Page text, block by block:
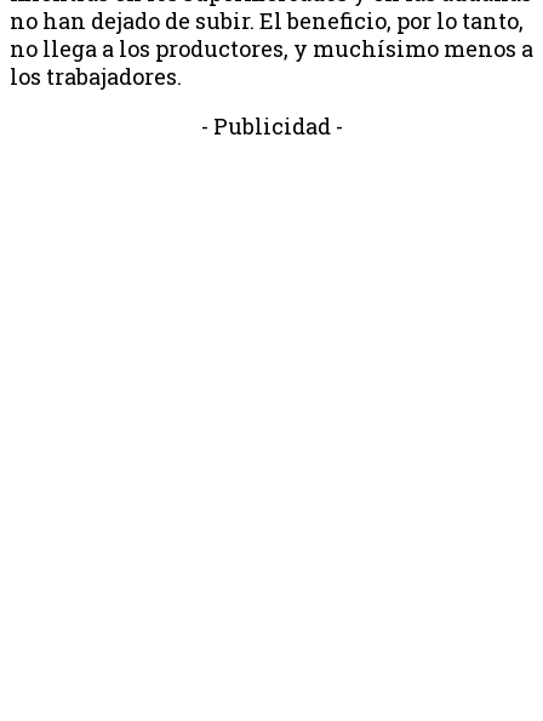
no han dejado de subir. El beneficio, por lo tanto,
no llega a los productores, y muchísimo menos a
los trabajadores.
- Publicidad -